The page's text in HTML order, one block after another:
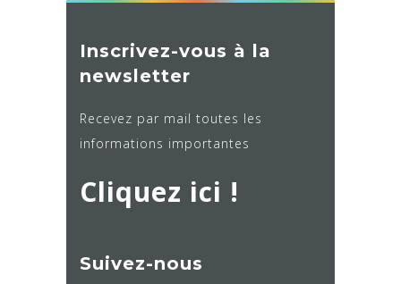
Inscrivez-vous à la
newsletter
Recevez par mail toutes les
informations importantes
Cliquez ici !
Suivez-nous